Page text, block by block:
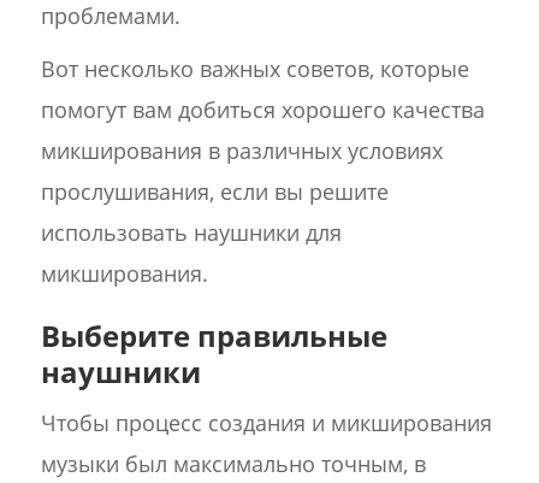
проблемами.
Вот несколько важных советов, которые
помогут вам добиться хорошего качества
микширования в различных условиях
прослушивания, если вы решите
использовать наушники для
микширования.
Выберите правильные
наушники
Чтобы процесс создания и микширования
музыки был максимально точным, в